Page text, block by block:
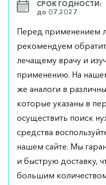
СРОК ГОДНОСТИ:
до 07.2027
Перед применением
рекомендуем
лечащему врачу и
применению. На
же аналоги в
которые указаны в
осуществить поиск
средства
нашем сайте. Мы
и быструю доставку,
большим